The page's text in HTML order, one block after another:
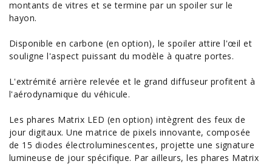
montants de vitres et se termine par un spoiler sur le
hayon.
Disponible en carbone (en option), le spoiler attire l'œil et
souligne l'aspect puissant du modèle à quatre portes.
L'extrémité arrière relevée et le grand diffuseur profitent à
l'aérodynamique du véhicule.
Les phares Matrix LED (en option) intègrent des feux de
jour digitaux. Une matrice de pixels innovante, composée
de 15 diodes électroluminescentes, projette une signature
lumineuse de jour spécifique. Par ailleurs, les phares Matrix